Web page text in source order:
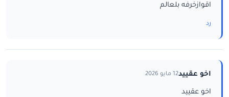
اقوازخرفه بلعالم
رد
اخو عقييد12 مايو 2026
اخو عقييد